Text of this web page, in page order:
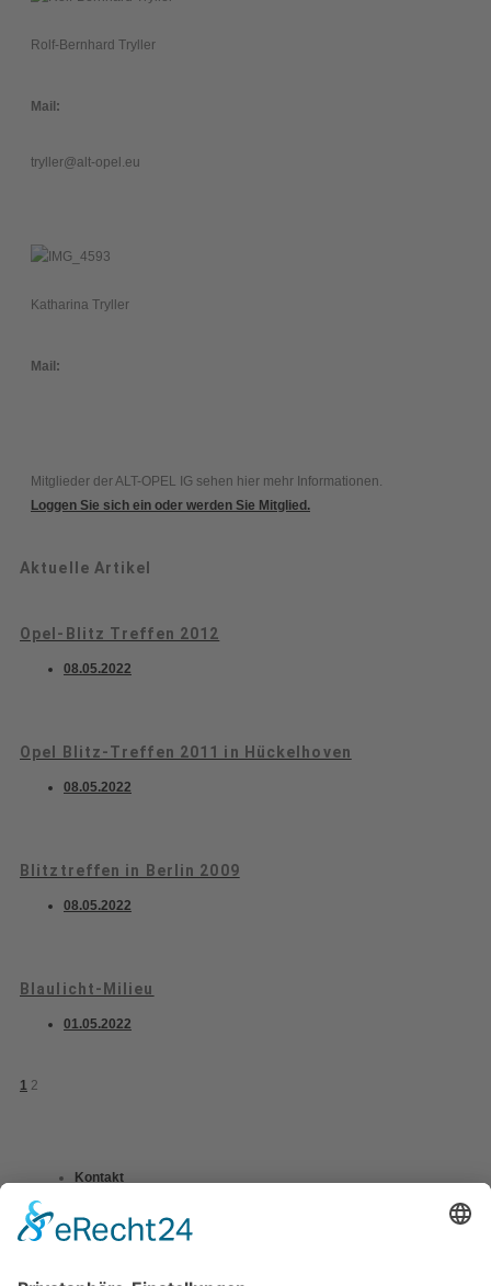
Rolf-Bernhard Tryller
Mail:
tryller@alt-opel.eu
Katharina Tryller
Mail:
Mitglieder der ALT-OPEL IG sehen hier mehr Informationen.
Loggen Sie sich ein oder werden Sie Mitglied.
Aktuelle Artikel
Opel-Blitz Treffen 2012
08.05.2022
Opel Blitz-Treffen 2011 in Hückelhoven
08.05.2022
Blitztreffen in Berlin 2009
08.05.2022
Blaulicht-Milieu
01.05.2022
1 2
Kontakt
Datenschutzerklärung